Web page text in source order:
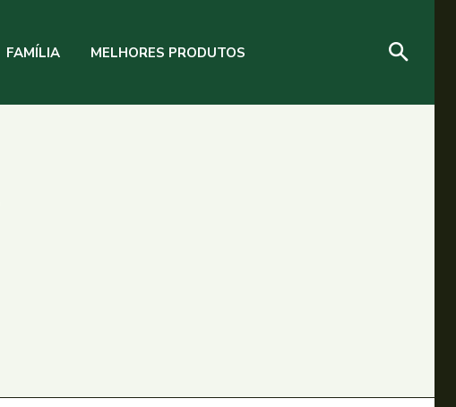
FAMÍLIA MELHORES PRODUTOS